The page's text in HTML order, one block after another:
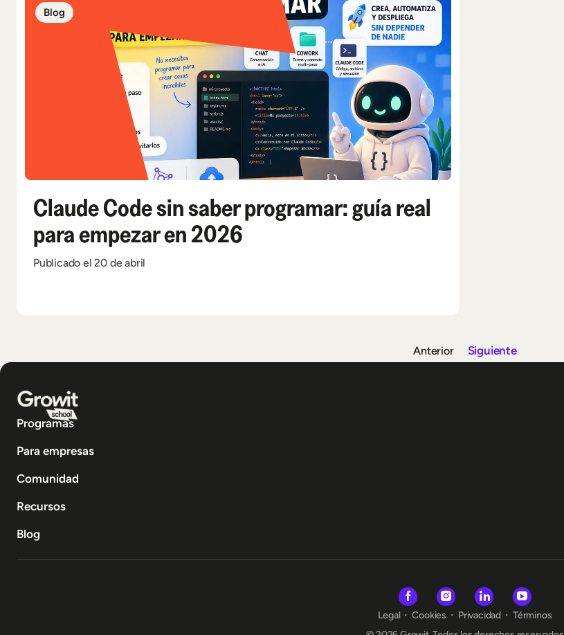
Blog
Claude Code sin saber programar: guía real
para empezar en 2026
Publicado el 20 de abril
Anterior Siguiente
Programas
Para empresas
Comunidad
Recursos
Blog
Legal Cookies Privacidad
Términos